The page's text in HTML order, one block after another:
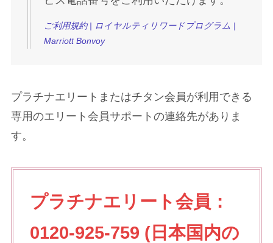
ご利用規約 | ロイヤルティリワードプログラム |
Marriott Bonvoy
プラチナエリートまたはチタン会員が利用できる
専用のエリート会員サポートの連絡先がありま
す。
プラチナエリート会員：
0120-925-759 (日本国内の